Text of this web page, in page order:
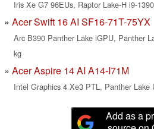
Iris Xe G7 96EUs, Raptor Lake-H i9-
Acer Swift 16 AI SF16-71T-75YX
Arc B390 Panther Lake iGPU, Panther
kg
Acer Aspire 14 AI A14-I71M
Intel Graphics 4 Xe3 PTL, Panther
Add as a